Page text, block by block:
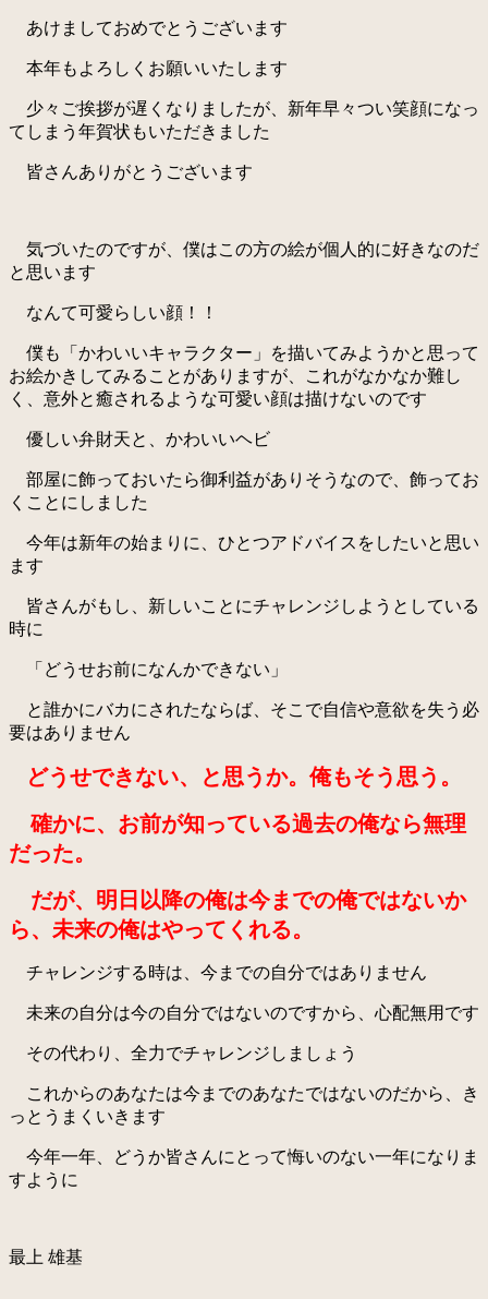
あけましておめでとうございます
本年もよろしくお願いいたします
少々ご挨拶が遅くなりましたが、新年早々つい笑顔になっ
てしまう年賀状もいただきました
皆さんありがとうございます
気づいたのですが、僕はこの方の絵が個人的に好きなのだ
と思います
なんて可愛らしい顔！！
僕も「かわいいキャラクター」を描いてみようかと思って
お絵かきしてみることがありますが、これがなかなか難し
く、意外と癒されるような可愛い顔は描けないのです
優しい弁財天と、かわいいヘビ
部屋に飾っておいたら御利益がありそうなので、飾ってお
くことにしました
今年は新年の始まりに、ひとつアドバイスをしたいと思い
ます
皆さんがもし、新しいことにチャレンジしようとしている
時に
「どうせお前になんかできない」
と誰かにバカにされたならば、そこで自信や意欲を失う必
要はありません
どうせできない、と思うか。俺もそう思う。
確かに、お前が知っている過去の俺なら無理
だった。
だが、明日以降の俺は今までの俺ではないか
ら、未来の俺はやってくれる。
チャレンジする時は、今までの自分ではありません
未来の自分は今の自分ではないのですから、心配無用です
その代わり、全力でチャレンジしましょう
これからのあなたは今までのあなたではないのだから、き
っとうまくいきます
今年一年、どうか皆さんにとって悔いのない一年になりま
すように
最上 雄基